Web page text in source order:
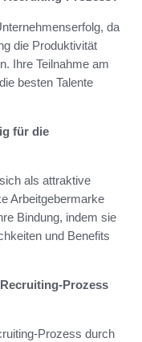
da
die Produktivität
Ihre Teilnahme am
besten Talente
für die
als attraktive
Arbeitgebermarke
Bindung, indem sie
und Benefits
Prozess
Prozess durch